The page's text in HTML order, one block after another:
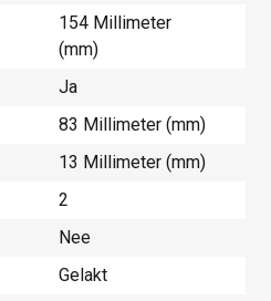
154 Millimeter
(mm)
Ja
83 Millimeter (mm)
13 Millimeter (mm)
2
Nee
Gelakt